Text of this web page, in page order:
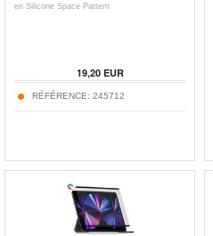
en Silicone Space Pattern
19,20EUR
RÉFÉRENCE: 245712